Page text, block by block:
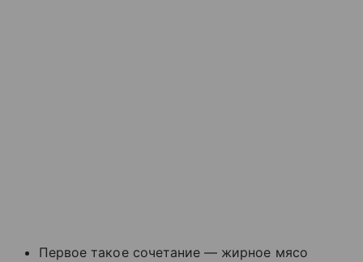
Первое такое сочетание — жирное мясо